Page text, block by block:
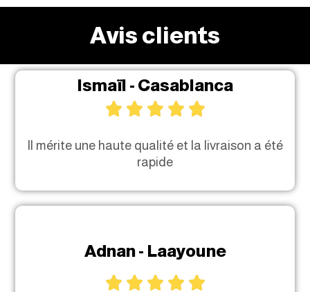
Avis clients
Ismaïl - Casablanca
    
Il mérite une haute qualité et la livraison a été
rapide
Adnan - Laayoune
    